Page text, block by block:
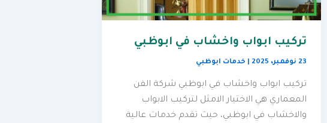
تركيب ابواب واخشاب في ابوظبي
23 نوفمبر، 2025 خدمات ابوظبي
تركيب ابواب واخشاب في ابوظبي شركة الفن
المعماري هي الاختيار الامثل لتركيب الابواب
والاخشاب في ابوظبي، حيث تقدم خدمات عالية